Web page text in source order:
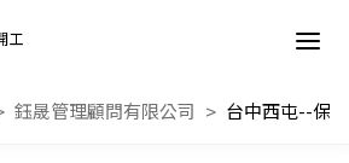
工
鈺晟管理顧問有限公司